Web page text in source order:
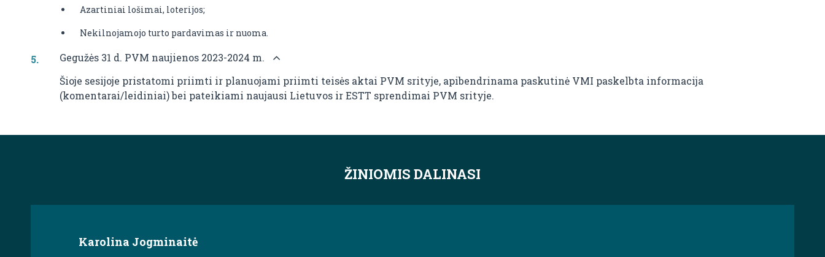
Azartiniai lošimai, loterijos;
Nekilnojamojo turto pardavimas ir nuoma.
Gegužės 31 d. PVM naujienos 2023-2024 m.
Šioje sesijoje pristatomi priimti ir planuojami priimti teisės aktai PVM srityje, apibendrinama paskutinė VMI paskelbta informacija
(komentarai/leidiniai) bei pateikiami naujausi Lietuvos ir ESTT sprendimai PVM srityje.
ŽINIOMIS DALINASI
Karolina Jogminaitė